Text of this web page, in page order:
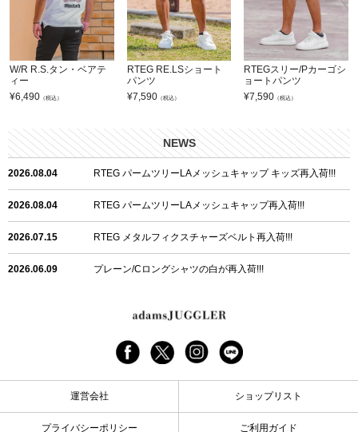
W/R R.S.タン・ベアテ
ィー
¥6,490 （税込）
RTEG RE.LSショート
パンツ
¥7,590（税込）
RTEGスリー/Pカーゴシ
ョートパンツ
¥7,590 （税込）
NEWS
2026.08.04 RTEG パームツリーLAメッシュキャップ キッズ再入荷!!!
2026.08.04 RTEG パームツリーLAメッシュキャップ再入荷!!!
2026.07.15 RTEG メタルフィクスチャーズベルト再入荷!!!
2026.06.09 プレーン/Cロングシャツの白が再入荷!!!
24/フリンジデニムロングパンツ再入荷!!!
G/グレーペイントデニムロングパンツ再入荷!!!
2026.04.23 I.W.D.Rデニムロングパンツ再入荷!!!
運営会社 ショップリスト
プライバシーポリシー ご利用ガイド